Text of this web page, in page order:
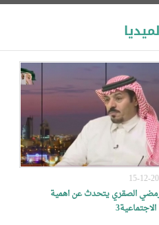
الصقري يتحدث عن اهمية